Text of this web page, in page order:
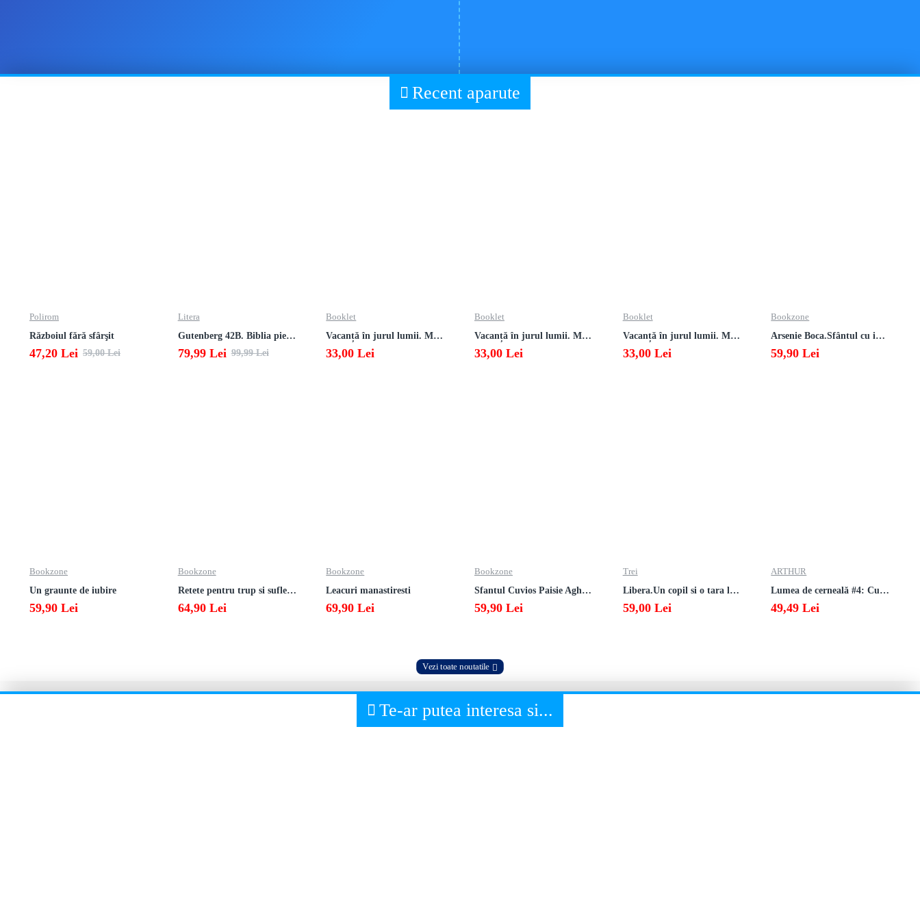
Recent aparute
Polirom
Războiul fără sfârşit
47,20 Lei 59,00 Lei
Litera
Gutenberg 42B. Biblia pierduta
79,99 Lei 99,99 Lei
Booklet
Vacanță în jurul lumii. Matematică clasa a VII-a – EDIȚIA 2026
33,00 Lei
Booklet
Vacanță în jurul lumii. Matematică clasa a VI-a – EDIȚIA 2026
33,00 Lei
Booklet
Vacanță în jurul lumii. Matematică clasa a V-a – EDIȚIA 2026
33,00 Lei
Bookzone
Arsenie Boca.Sfântul cu inima cat cerul
59,90 Lei
Bookzone
Un graunte de iubire
59,90 Lei
Bookzone
Retete pentru trup si suflet din bucataria manastirii
64,90 Lei
Bookzone
Leacuri manastiresti
69,90 Lei
Bookzone
Sfantul Cuvios Paisie Aghioritul
59,90 Lei
Trei
Libera.Un copil si o tara la sfarsitul istoriei.Lea Ypi
59,00 Lei
ARTHUR
Lumea de cerneală #4: Culoarea răzbunării
49,49 Lei
Vezi toate noutatile
Te-ar putea interesa si...